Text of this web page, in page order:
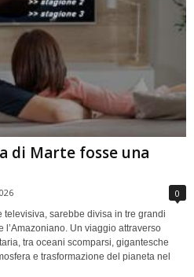
di Marte fosse una
0
televisiva, sarebbe divisa in tre grandi
l’Amazoniano. Un viaggio attraverso
tra oceani scomparsi, gigantesche
e trasformazione del pianeta nel